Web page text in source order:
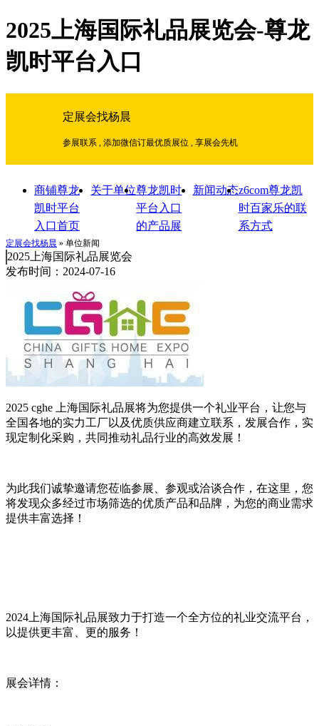
2025上海国际礼品展览会-尊龙
凯时平台入口
定展会找杨晨
参展联系 , 添加微信订最优质展位 , 享展会先机
商铺尊龙
凯时平台
入口首页
关于单位尊龙凯时
平台入口
的产品展
新闻动态z6com尊龙凯
时百家乐的联
系方式
定展会找杨晨 » 单位新闻
2025上海国际礼品展览会
发布时间：2024-07-16
2025 cghe 上海国际礼品展将为您提供一个礼业平台，让您与
全国各地的实力工厂以及优质供应商建立联系，发展合作，实
现定制化采购，共同推动礼品行业的高效发展！
为此我们诚挚邀请您莅临参展、参观或洽谈合作，在这里，您
将发现众多经过市场筛选的优质产品和品牌，为您的商业需求
提供丰富选择！
2024上海国际礼品展致力于打造一个全方位的礼业交流平台，
以提供更丰富、更的服务！
展会详情：